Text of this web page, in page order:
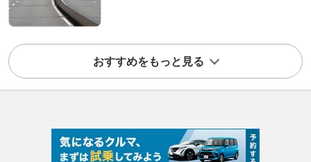
おすすめをもっと見る